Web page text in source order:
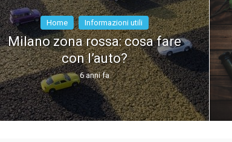
Home Informazioni utili
Milano zona rossa: cosa fare
con l’auto?
6 anni fa